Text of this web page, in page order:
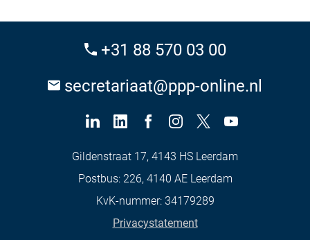
+31 88 570 03 00
secretariaat@ppp-online.nl
Gildenstraat 17, 4143 HS Leerdam
Postbus: 226, 4140 AE Leerdam
KvK-nummer: 34179289
Privacystatement